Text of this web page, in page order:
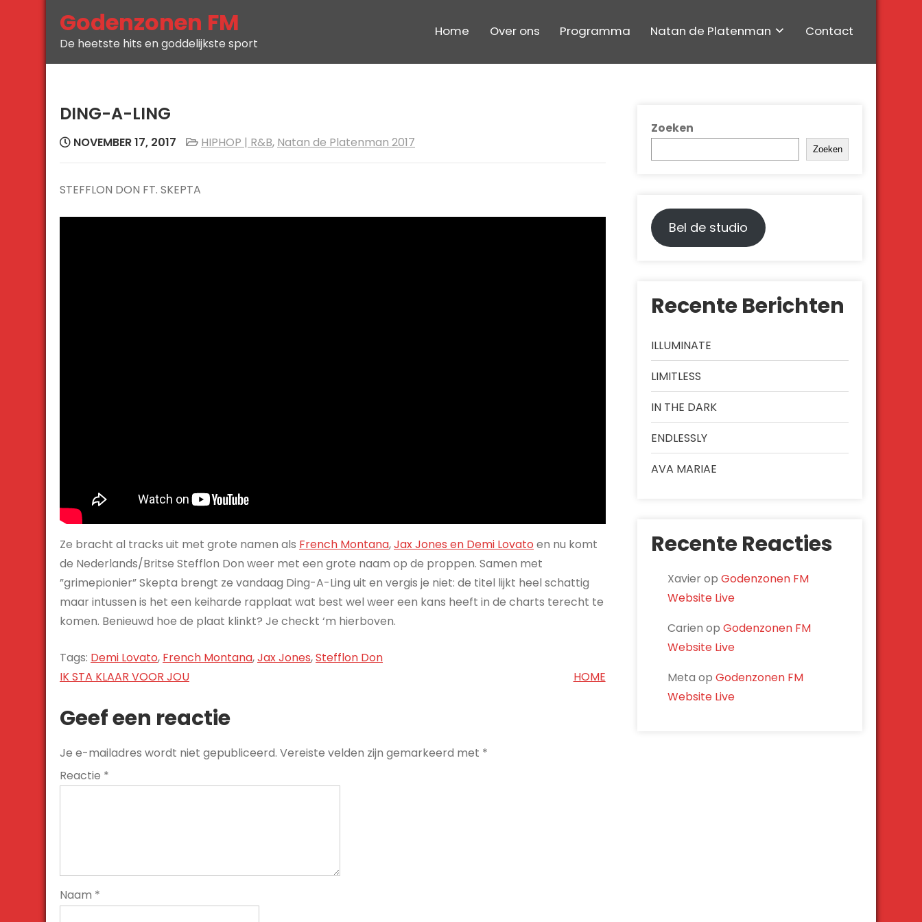
Godenzonen FM
De heetste hits en goddelijkste sport
Home Over ons Programma Natan de Platenman Contact
DING-A-LING
NOVEMBER 17, 2017 HIPHOP | R&B, Natan de Platenman 2017
STEFFLON DON FT. SKEPTA
Ze bracht al tracks uit met grote namen als French Montana,Jax Jones en Demi Lovato en nu komt
de Nederlands/Britse Stefflon Don weer met een grote naam op de proppen. Samen met
”grimepionier” Skepta brengt ze vandaag Ding-A-Ling uit en vergis je niet: de titel lijkt heel schattig
maar intussen is het een keiharde rapplaat wat best wel weer een kans heeft in de charts terecht te
komen. Benieuwd hoe de plaat klinkt? Je checkt ‘m hierboven.
Tags: Demi Lovato, French Montana,Jax Jones,Stefflon Don
Bericht
IK STA KLAAR VOOR JOU HOME
Geef een reactie
Je e-mailadres wordt niet gepubliceerd. Vereiste velden zijn gemarkeerd met *
Reactie *
Naam *
Zoeken
Zoeken
Bel de studio
Recente Berichten
ILLUMINATE
LIMITLESS
IN THE DARK
ENDLESSLY
AVA MARIAE
Recente Reacties
XavieropGodenzonen FM
Website Live
Carien opGodenzonen FM
Website Live
Meta opGodenzonen FM
Website Live